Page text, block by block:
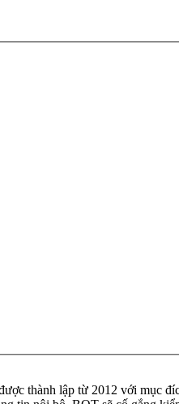
thành lập từ 2012 với mục